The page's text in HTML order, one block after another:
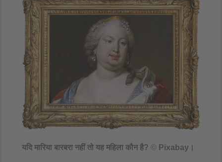
यदि मारिया बारबरा नहीं तो यह महिला कौन है? © Pixabay।